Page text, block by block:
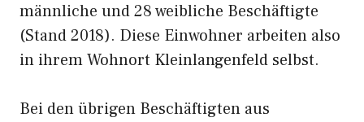
männliche und 28 weibliche Beschäftigte
(Stand 2018). Diese Einwohner arbeiten also
in ihrem Wohnort Kleinlangenfeld selbst.
Bei den übrigen Beschäftigten aus